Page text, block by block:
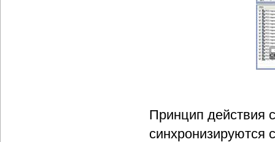
Принцип действия
синхронизируются